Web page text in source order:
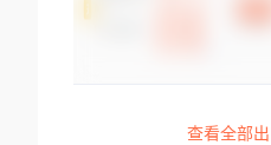
查看全部